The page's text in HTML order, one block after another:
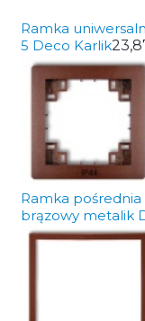
Ramka
5 Deco Karlik
Ramka pośrednia
brązowy metalik